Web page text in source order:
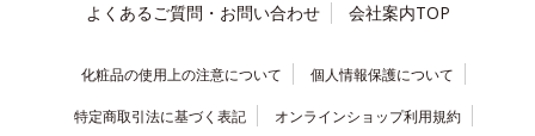
よくあるご質問・お問い合わせ
会社案内TOP
化粧品の使用上の注意について 個人情報保護について
特定商取引法に基づく表記 オンラインショップ利用規約